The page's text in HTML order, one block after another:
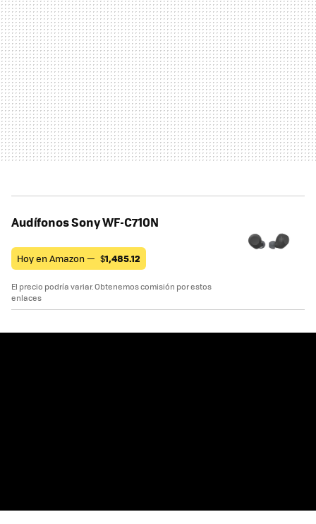
Audífonos Sony WF-C710N
Hoy en Amazon — $1,485.12
El precio podría variar. Obtenemos comisión por estos
enlaces